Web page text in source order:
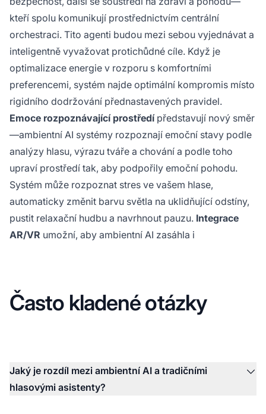
kteří spolu komunikují prostřednictvím centrální
orchestraci. Tito agenti budou mezi sebou vyjednávat a
inteligentně vyvažovat protichůdné cíle. Když je
optimalizace energie v rozporu s komfortními
preferencemi, systém najde optimální kompromis místo
rigidního dodržování přednastavených pravidel.
Emoce rozpoznávající prostředípředstavují nový směr
—ambientní AI systémy rozpoznají emoční stavy podle
analýzy hlasu, výrazu tváře a chování a podle toho
upraví prostředí tak, aby podpořily emoční pohodu.
Systém může rozpoznat stres ve vašem hlase,
automaticky změnit barvu světla na uklidňující odstíny,
pustit relaxační hudbu a navrhnout pauzu. Integrace
AR/VR umožní, aby ambientní AI zasáhla i
Často kladené otázky
Jaký je rozdíl mezi ambientní AI a tradičními
hlasovými asistenty?